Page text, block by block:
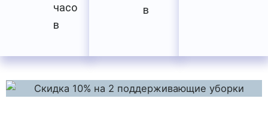
часо
в
в